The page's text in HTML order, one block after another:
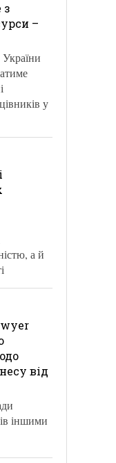
з
–
у
а й
від
іншими